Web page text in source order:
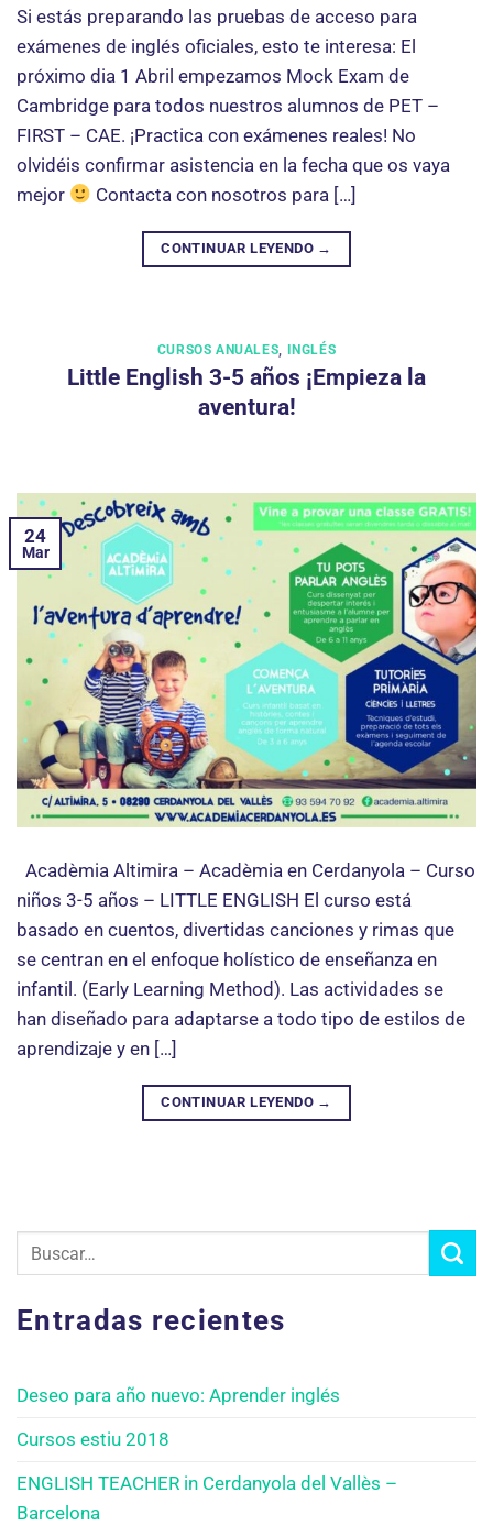
Si estás preparando las pruebas de acceso para
exámenes de inglés oficiales, esto te interesa: El
próximo dia 1 Abril empezamos Mock Exam de
Cambridge para todos nuestros alumnos de PET –
FIRST – CAE. ¡Practica con exámenes reales! No
olvidéis confirmar asistencia en la fecha que os vaya
mejor
Contacta con nosotros para […]
CONTINUAR LEYENDO →
CURSOS ANUALES, INGLÉS
Little English 3-5 años ¡Empieza la
aventura!
24
Mar
Acadèmia Altimira – Acadèmia en Cerdanyola – Curso
niños 3-5 años – LITTLE ENGLISH El curso está
basado en cuentos, divertidas canciones y rimas que
se centran en el enfoque holístico de enseñanza en
infantil. (Early Learning Method). Las actividades se
han diseñado para adaptarse a todo tipo de estilos de
aprendizaje y en […]
CONTINUAR LEYENDO →
Entradas recientes
Deseo para año nuevo: Aprender inglés
Cursos estiu 2018
ENGLISH TEACHER in Cerdanyola del Vallès –
Barcelona